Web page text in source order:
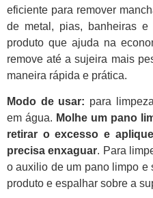
eficiente para remover
de metal, pias, banheiras
produto que ajuda na
remove até a sujeira mais
maneira rápida e prática.
Modo de usar: para
em água. Molhe um pano
retirar o excesso e
precisa enxaguar. Para
o auxilio de um pano limpo e
produto e espalhar sobre a